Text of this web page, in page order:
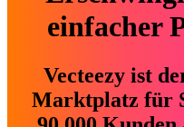
einfacher
Vecteezy ist
Marktplatz für